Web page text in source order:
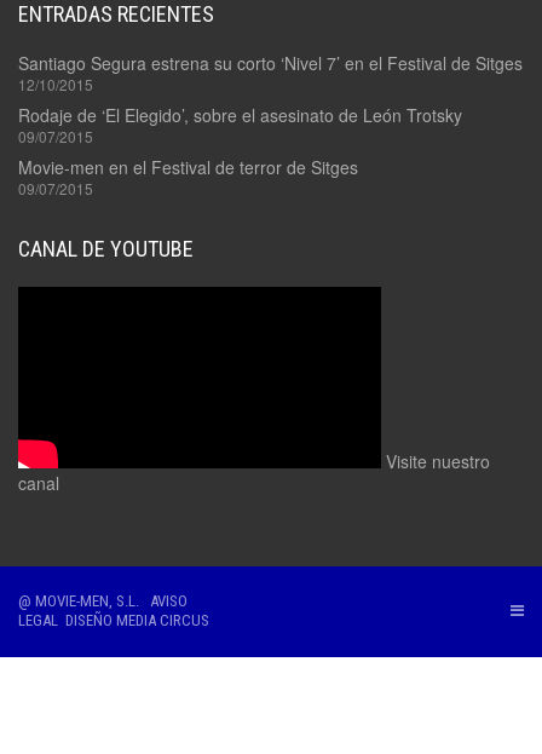
ENTRADAS RECIENTES
Santiago Segura estrena su corto ‘Nivel 7’ en el Festival de Sitges
12/10/2015
Rodaje de ‘El Elegido’, sobre el asesinato de León Trotsky
09/07/2015
Movie-men en el Festival de terror de Sitges
09/07/2015
CANAL DE YOUTUBE
Visite nuestro
canal
@ MOVIE-MEN, S.L. AVISO
LEGAL DISEÑO MEDIA CIRCUS